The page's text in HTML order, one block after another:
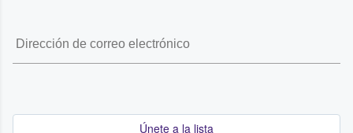
Únete a la lista